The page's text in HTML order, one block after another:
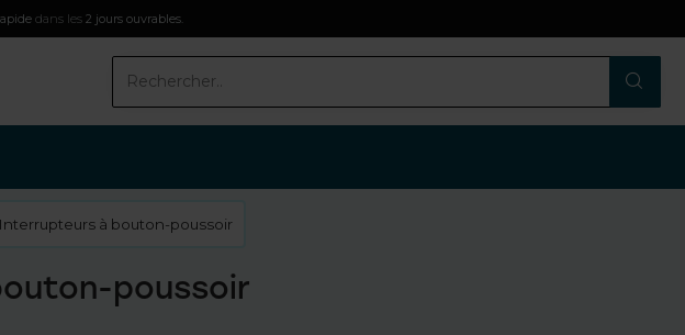
dans les 2 jours ouvrables
Interrupteurs à bouton-poussoir
poussoir